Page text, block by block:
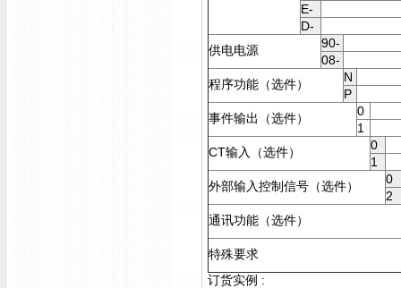
E-
D-
供电电源
90-
08-
程序功能（选件）
N
P
事件输出（选件）
0
1
CT输入（选件）
0
1
外部输入控制信号（选件）
0
2
通讯功能（选件）
特殊要求
订货实例 :